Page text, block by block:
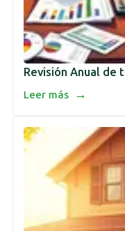
Revisión Anual de
Leer más →